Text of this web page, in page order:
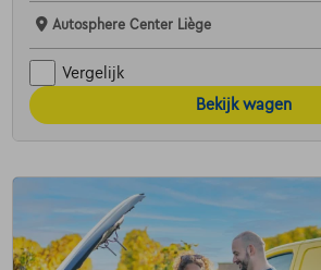
Autosphere Center Liège
Vergelijk
Bekijk wagen